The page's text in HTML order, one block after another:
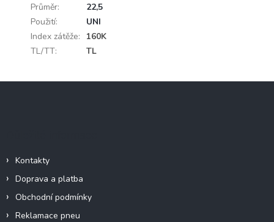
Průměr:
22,5
Použití:
UNI
Index zátěže:
160K
TL/TT: TL
Kontakty
Doprava a platba
Obchodní podmínky
Reklamace pneu